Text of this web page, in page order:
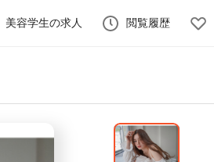
美容学生の求人 閲覧履歴